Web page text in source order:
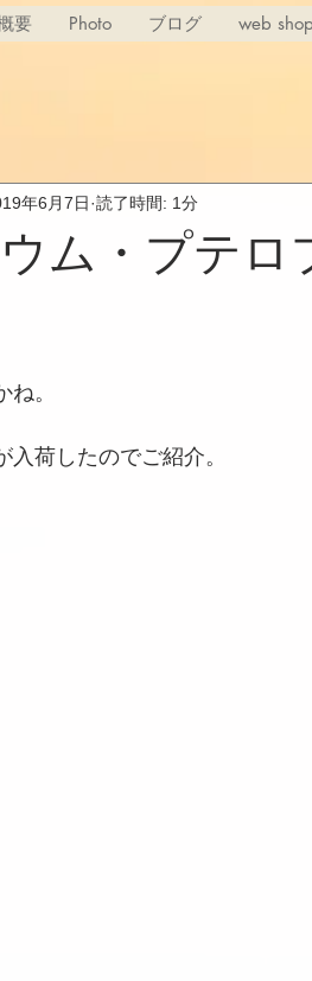
要 Photo ブログ web shop
ム・プテロ
年6月7日 読了時間: 1分
。
荷したのでご紹介。